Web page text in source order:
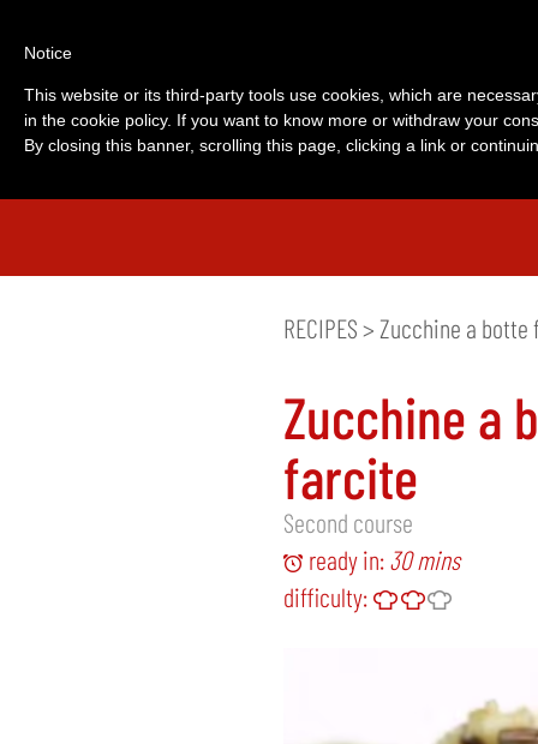
RECIPES > Zucchine a
Zucchine a
farcite
Second course
ready in:30 mins
difficulty:
Notice
This website or its third-party tools use cookies, which are
in the cookie policy. If you want to know more or withdraw your
By closing this banner, scrolling this page, clicking a link or